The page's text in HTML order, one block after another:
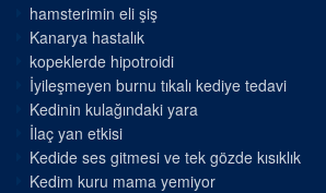
hamsterimin eli şiş
Kanarya hastalık
kopeklerde hipotroidi
İyileşmeyen burnu tıkalı kediye tedavi
Kedinin kulağındaki yara
İlaç yan etkisi
Kedide ses gitmesi ve tek gözde kısıklık
Kedim kuru mama yemiyor